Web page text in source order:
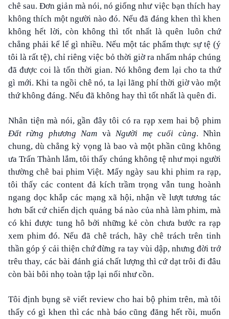
chê sau. Đơn giản mà nói, nó giống như việc bạn thích hay
không thích một người nào đó. Nếu đã đáng khen thì khen
không hết lời, còn không thì tốt nhất là quên luôn chứ
chẳng phải kể lể gì nhiều. Nếu một tác phẩm thực sự tệ (ý
tôi là rất tệ), chỉ riêng việc bỏ thời giờ ra nhấm nháp chúng
đã được coi là tốn thời gian. Nó không đem lại cho ta thứ
gì mới. Khi ta ngồi chê nó, ta lại lãng phí thời giờ vào một
thứ không đáng. Nếu đã không hay thì tốt nhất là quên đi.
Nhân tiện mà nói, gần đây tôi có ra rạp xem hai bộ phim
Đất rừng phương Nam vàNgười mẹ cuối cùng. Nhìn
chung, dù chẳng kỳ vọng là bao và một phần cũng không
ưa Trấn Thành lắm, tôi thấy chúng không tệ như mọi người
thường chê bai phim Việt. Mấy ngày sau khi phim ra rạp,
tôi thấy các content đả kích trầm trọng vẫn tung hoành
ngang dọc khắp các mạng xã hội, nhận về lượt tương tác
hơn bất cứ chiến dịch quảng bá nào của nhà làm phim, mà
có khi được tung hô bởi những kẻ còn chưa bước ra rạp
xem phim đó. Nếu đã chê trách, hãy chê trách trên tinh
thần góp ý cải thiện chứ đừng ra tay vùi dập, nhưng đời trớ
trêu thay, các bài đánh giá chất lượng thì cứ dạt trôi đi đâu
còn bài bôi nhọ toàn tập lại nổi như cồn.
Tôi định bụng sẽ viết review cho hai bộ phim trên, mà tôi
thấy có gì khen thì các nhà báo cũng đăng hết rồi, muốn